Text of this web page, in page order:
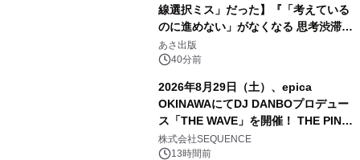
線選択ミス」だった】『「考えている
のに進めない」がなくなる 思考渋滞か
ら抜け出す方法』2026年8月25日
（火）発売
あさ出版
40分前
2026年8月29日（土）、epica
OKINAWAにてDJ DANBOプロデュー
ス「THE WAVE」を開催！ THE PINK
TOKYO所属のPINK DANCERS4名が
出演決定
株式会社SEQUENCE
13時間前